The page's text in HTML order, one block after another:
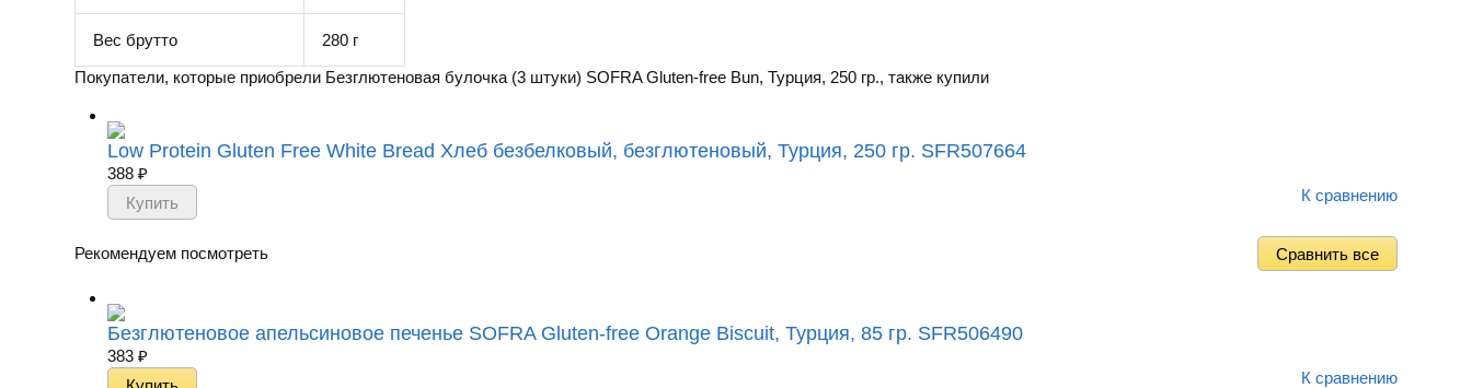
Вес брутто 280 г
Покупатели, которые приобрели Безглютеновая булочка (3 штуки) SOFRA Gluten-free Bun, Турция, 250 гр., также купили
Low Protein Gluten Free White Bread Хлеб безбелковый, безглютеновый, Турция, 250 гр. SFR507664
388 ₽
К сравнению
Рекомендуем посмотреть
Безглютеновое апельсиновое печенье SOFRA Gluten-free Orange Biscuit, Турция, 85 гр. SFR506490
383 ₽
К сравнению